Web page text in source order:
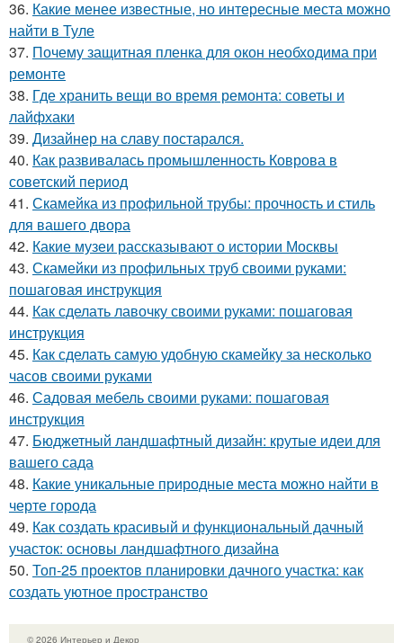
36. Какие менее известные, но интересные места можно
найти в Туле
37. Почему защитная пленка для окон необходима при
ремонте
38. Где хранить вещи во время ремонта: советы и
лайфхаки
39. Дизайнер на славу постарался.
40. Как развивалась промышленность Коврова в
советский период
41. Скамейка из профильной трубы: прочность и стиль
для вашего двора
42. Какие музеи рассказывают о истории Москвы
43. Скамейки из профильных труб своими руками:
пошаговая инструкция
44. Как сделать лавочку своими руками: пошаговая
инструкция
45. Как сделать самую удобную скамейку за несколько
часов своими руками
46. Садовая мебель своими руками: пошаговая
инструкция
47. Бюджетный ландшафтный дизайн: крутые идеи для
вашего сада
48. Какие уникальные природные места можно найти в
черте города
49. Как создать красивый и функциональный дачный
участок: основы ландшафтного дизайна
50. Топ-25 проектов планировки дачного участка: как
создать уютное пространство
© 2026 Интерьер и Декор